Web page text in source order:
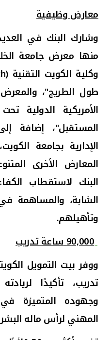
معارض وظيفية
وشارك البنك في
منها معرض جامعة
وكلية الكويت التقنية (
طول الطريج"،
الأمريكية الدولية
المستقبل"، إضافة
الإدارية بجامعة
المعارض الأخرى
البنك لاستقطاب
الشابة، والمساهمة
وتأهيلهم.
90,000ساعة تدريب
تدريب، تأكيدًا
وجهوده المتميزة
المهني لرأس ماله